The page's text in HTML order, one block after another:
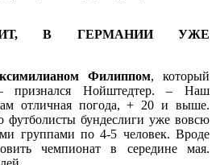
В ГЕРМАНИИ УЖЕ
Филиппом, который
признался Нойштедтер. – Наш
отличная погода, + 20 и выше.
бундеслиги уже вовсю
группами по 4-5 человек. Вроде
чемпионат в середине мая.